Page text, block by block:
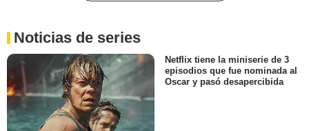
Noticias de series
Netflix tiene la miniserie de 3
episodios que fue nominada al
Oscar y pasó desapercibida